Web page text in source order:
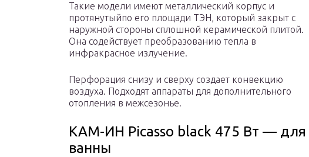
Такие модели имеют металлический корпус и
протянутыйпо его площади ТЭН, который закрыт с
наружной стороны сплошной керамической плитой.
Она содействует преобразованию тепла в
инфракрасное излучение.
Перфорация снизу и сверху создает конвекцию
воздуха. Подходят аппараты для дополнительного
отопления в межсезонье.
КАМ-ИН Picasso black 475 Вт — для
ванны